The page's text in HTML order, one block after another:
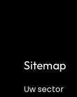
Uw sector
Sitemap